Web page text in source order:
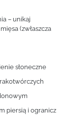
– unikaj
(zwłaszcza
słoneczne
piersią i ogranicz